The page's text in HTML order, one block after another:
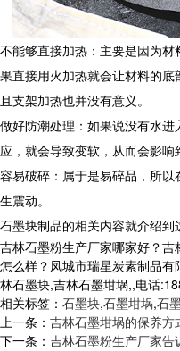
不能够直接加热：主要是因为
果直接用火加热就会让材料的
且支架加热也并没有意义。
做好防潮处理：如果说没有水
应，就会导致变软，从而会影响
容易破碎：属于是易碎品，所
生震动。
石墨块制品的相关内容就介绍到
吉林石墨粉生产厂家哪家好？
怎么样？凤城市瑞星炭素制品
林石墨块,吉林石墨坩埚,,电话
相关标签： 石墨块,石墨坩埚,石
上一条： 吉林石墨坩埚的保养方
下一条： 吉林石墨粉生产厂家